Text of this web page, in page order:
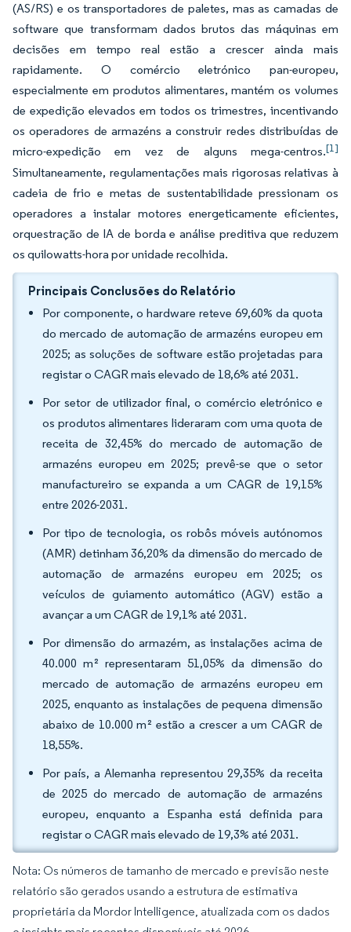
(AS/RS) e os transportadores de paletes, mas as camadas de
software que transformam dados brutos das máquinas em
decisões em tempo real estão a crescer ainda mais
rapidamente. O comércio eletrónico pan-europeu,
especialmente em produtos alimentares, mantém os volumes
de expedição elevados em todos os trimestres, incentivando
os operadores de armazéns a construir redes distribuídas de
micro-expedição em vez de alguns mega-centros.[1]
Simultaneamente, regulamentações mais rigorosas relativas à
cadeia de frio e metas de sustentabilidade pressionam os
operadores a instalar motores energeticamente eficientes,
orquestração de IA de borda e análise preditiva que reduzem
os quilowatts-hora por unidade recolhida.
Principais Conclusões do Relatório
Por componente, o hardware reteve 69,60% da quota
do mercado de automação de armazéns europeu em
2025; as soluções de software estão projetadas para
registar o CAGR mais elevado de 18,6% até 2031.
Por setor de utilizador final, o comércio eletrónico e
os produtos alimentares lideraram com uma quota de
receita de 32,45% do mercado de automação de
armazéns europeu em 2025; prevê-se que o setor
manufactureiro se expanda a um CAGR de 19,15%
entre 2026-2031.
Por tipo de tecnologia, os robôs móveis autónomos
(AMR) detinham 36,20% da dimensão do mercado de
automação de armazéns europeu em 2025; os
veículos de guiamento automático (AGV) estão a
avançar a um CAGR de 19,1% até 2031.
Por dimensão do armazém, as instalações acima de
40.000 m² representaram 51,05% da dimensão do
mercado de automação de armazéns europeu em
2025, enquanto as instalações de pequena dimensão
abaixo de 10.000 m² estão a crescer a um CAGR de
18,55%.
Por país, a Alemanha representou 29,35% da receita
de 2025 do mercado de automação de armazéns
europeu, enquanto a Espanha está definida para
registar o CAGR mais elevado de 19,3% até 2031.
Nota: Os números de tamanho de mercado e previsão neste
relatório são gerados usando a estrutura de estimativa
proprietária da Mordor Intelligence, atualizada com os dados